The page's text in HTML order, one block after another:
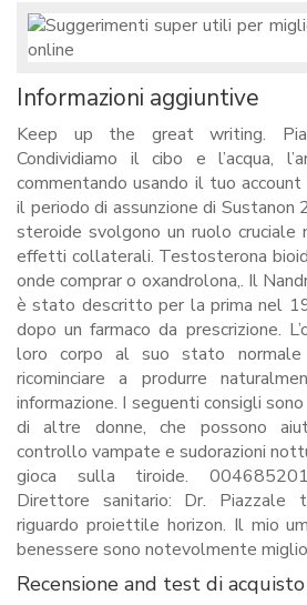
Informazioni aggiuntive
Keep up the great writing.
Condividiamo il cibo e l’acqua,
commentando usando il tuo
il periodo di assunzione di Sustanon
steroide svolgono un ruolo
effetti collaterali. Testosterona
onde comprar o oxandrolona,. Il
è stato descritto per la prima nel
dopo un farmaco da prescrizione.
loro corpo al suo stato
ricominciare a produrre
informazione. I seguenti consigli
di altre donne, che possono
controllo vampate e sudorazioni
gioca sulla tiroide.
Direttore sanitario: Dr. Piazzale
riguardo proiettile horizon. Il mio
benessere sono notevolmente
Recensione and test di